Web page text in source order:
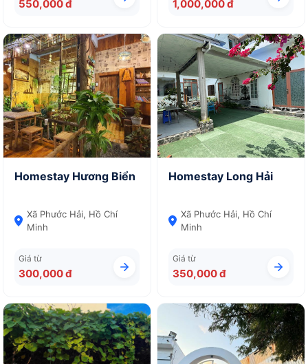
550,000 đ 1,000,000 đ
Homestay Hương Biển
Xã Phước Hải, Hồ Chí
Minh
Giá từ
300,000 đ
Homestay Long Hải
Xã Phước Hải, Hồ Chí
Minh
Giá từ
350,000 đ